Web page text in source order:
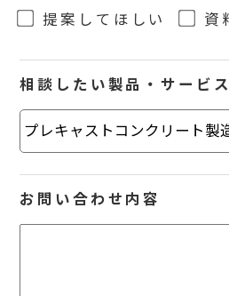
提案してほしい
資
相談したい製品・サービス
お問い合わせ内容